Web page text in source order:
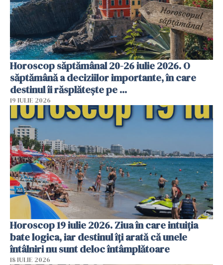
Horoscop săptămânal 20-26 iulie 2026. O
săptămână a deciziilor importante, în care
destinul îi răsplătește pe ...
19 IULIE 2026
Horoscop 19 iulie 2026. Ziua în care intuiția
bate logica, iar destinul îți arată că unele
întâlniri nu sunt deloc întâmplătoare
18 IULIE 2026